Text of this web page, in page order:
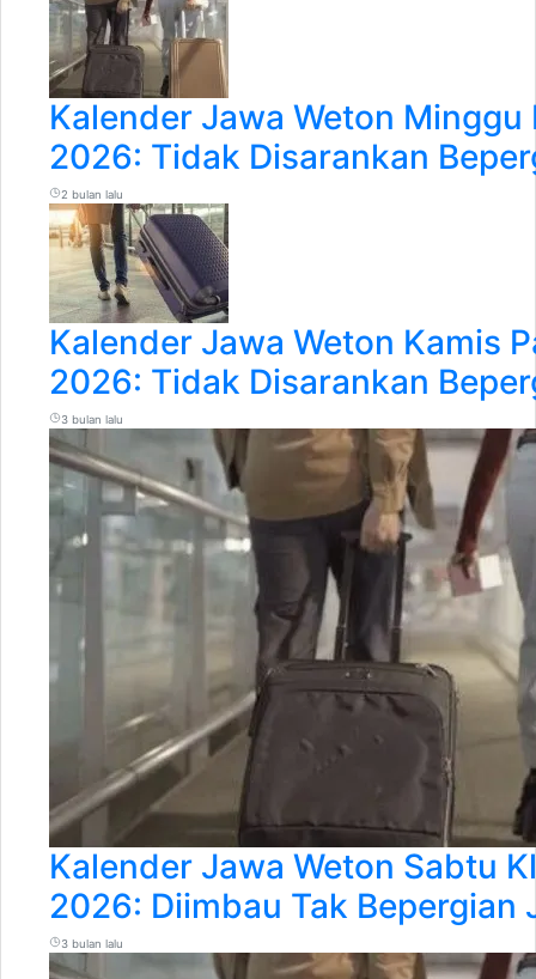
Kalender Jawa Weton Minggu
2026: Tidak Disarankan
2 bulan lalu
Kalender Jawa Weton Kamis
2026: Tidak Disarankan
3 bulan lalu
Kalender Jawa Weton Sabtu
2026: Diimbau Tak Bepergian
3 bulan lalu